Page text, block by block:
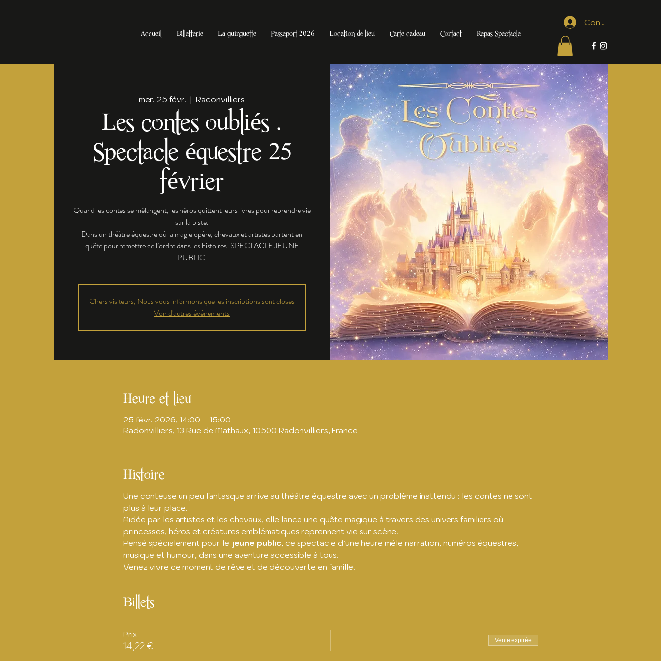
Connexion
Accueil Billetterie La guinguette Passeport 2026 Location de lieu Carte cadeau Contact Repas Spectacle
mer. 25 févr.
  |
Radonvilliers
Les contes oubliés .
Spectacle équestre 25
février
Quand les contes se mélangent, les héros quittent leurs livres pour reprendre vie
sur la piste.
Dans un théâtre équestre où la magie opère, chevaux et artistes partent en
quête pour remettre de l’ordre dans les histoires. SPECTACLE JEUNE
PUBLIC.
Chers visiteurs, Nous vous informons que les inscriptions sont closes
Voir d'autres événements
Heure et lieu
25 févr. 2026, 14:00 – 15:00
Radonvilliers, 13 Rue de Mathaux, 10500 Radonvilliers, France
Histoire
Une conteuse un peu fantasque arrive au théâtre équestre avec un problème inattendu : les contes ne sont
plus à leur place.
Aidée par les artistes et les chevaux, elle lance une quête magique à travers des univers familiers où
princesses, héros et créatures emblématiques reprennent vie sur scène.
Pensé spécialement pour le jeune public, ce spectacle d’une heure mêle narration, numéros équestres,
musique et humour, dans une aventure accessible à tous.
Venez vivre ce moment de rêve et de découverte en famille.
Billets
Prix
14,22 € Vente expirée